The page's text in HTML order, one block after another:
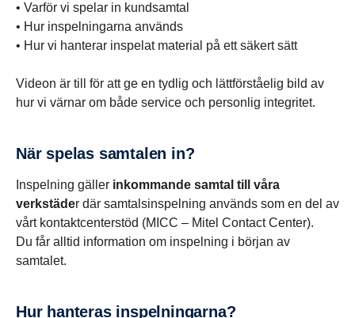
• Varför vi spelar in kundsamtal
• Hur inspelningarna används
• Hur vi hanterar inspelat material på ett säkert sätt
Videon är till för att ge en tydlig och lättförståelig bild av
hur vi värnar om både service och personlig integritet.
När spelas samtalen in?
Inspelning gäller inkommande samtal till våra
verkstäder där samtalsinspelning används som en del av
vårt kontaktcenterstöd (MICC – Mitel Contact Center).
Du får alltid information om inspelning i början av
samtalet.
Hur hanteras inspel­ning­arna?